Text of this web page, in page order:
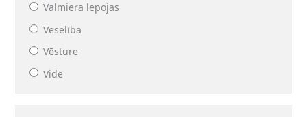
Valmiera lepojas
Veselība
Vēsture
Vide